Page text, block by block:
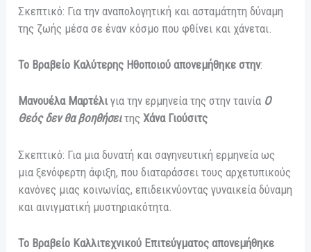
Σκεπτικό: Για την αναπολογητική και ασταμάτητη δύναμη
της ζωής μέσα σε έναν κόσμο που φθίνει και χάνεται.
Το Βραβείο Καλύτερης Ηθοποιού απονεμήθηκε στην:
Μανουέλα Μαρτέλιγια την ερμηνεία της στην ταινία O
Θεός δεν θα βοηθήσειτηςΧάνα Γιούσιτς
Σκεπτικό: Για μια δυνατή και σαγηνευτική ερμηνεία ως
μια ξενόφερτη άφιξη, που διαταράσσει τους αρχετυπικούς
κανόνες μιας κοινωνίας, επιδεικνύοντας γυναικεία δύναμη
και αινιγματική μυστηριακότητα.
Το Βραβείο Καλλιτεχνικού Επιτεύγματος απονεμήθηκε